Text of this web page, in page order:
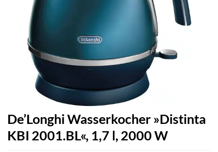
De’Longhi Wasserkocher »Distinta
KBI 2001.BL«, 1,7 l, 2000 W